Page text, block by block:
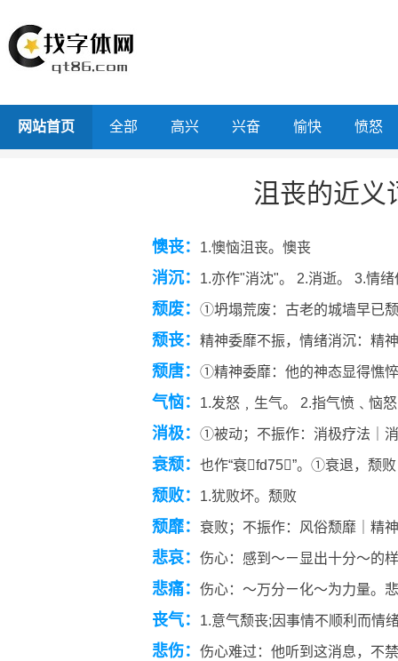
网站首页 全部 高兴 兴奋 愉快 愤怒
沮丧的近义
懊丧： 1.懊恼沮丧。懊丧
消沉： 1.亦作"消沈"。 2.消逝。 3.情
颓废： ①坍塌荒废：古老的城墙早已
颓丧： 精神委靡不振，情绪消沉：精
颓唐： ①精神委靡：他的神态显得憔
气恼： 1.发怒﹐生气。 2.指气愤﹑恼
消极： ①被动；不振作：消极疗法｜
衰颓： 也作“衰fd75”。①衰退，颓
颓败： 1.犹败坏。颓败
颓靡： 衰败；不振作：风俗颓靡｜精
悲哀： 伤心：感到～ㄧ显出十分～的
悲痛： 伤心：～万分ㄧ化～为力量。
丧气： 1.意气颓丧;因事情不顺利而情
悲伤： 伤心难过：他听到这消息，不